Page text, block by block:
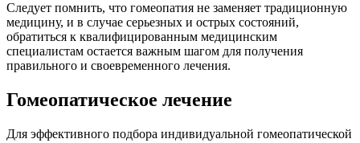
Следует помнить, что гомеопатия не заменяет традиционную
медицину, и в случае серьезных и острых состояний,
обратиться к квалифицированным медицинским
специалистам остается важным шагом для получения
правильного и своевременного лечения.
Гомеопатическое лечение
Для эффективного подбора индивидуальной гомеопатической